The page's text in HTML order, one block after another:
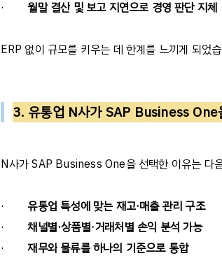
·
월말 결산 및 보고 지연으로 경영 판단 지체
ERP 없이 규모를 키우는 데 한계를 느끼게 되었
3. 유통업N사가SAP Business One
N사가SAP Business One을 선택한 이유는 다
· 유통업 특성에 맞는 재고·매출관리 구조
·
채널별·상품별·거래처별 손익 분석 가능
·
재무와 물류를하나의 기준으로 통합